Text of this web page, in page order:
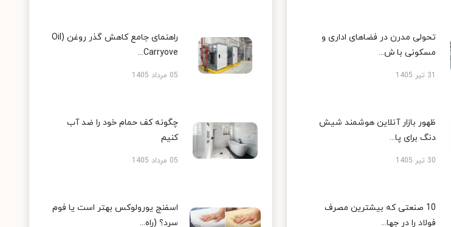
تحولی مدرن در فضاهای اداری و
مسکونی با ش...
31 تیر 1405
ظهور بازار آنلاین هوشمند شیش
دنگ برای پا...
30 تیر 1405
10 صنعتی که بیشترین مصرف
فولاد را در جها...
راهنمای جامع کاهش گذر روغن (Oil
Carryove...
05 مرداد 1405
چگونه کف حمام خود را ضد آب
کنیم
05 مرداد 1405
اسفنج یورولوکس بهتر است یا فوم
سرد؟ (راه...